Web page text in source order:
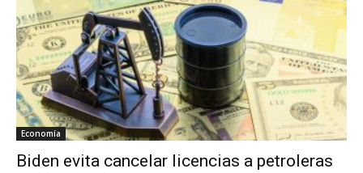
Economía
Biden evita cancelar licencias a petroleras